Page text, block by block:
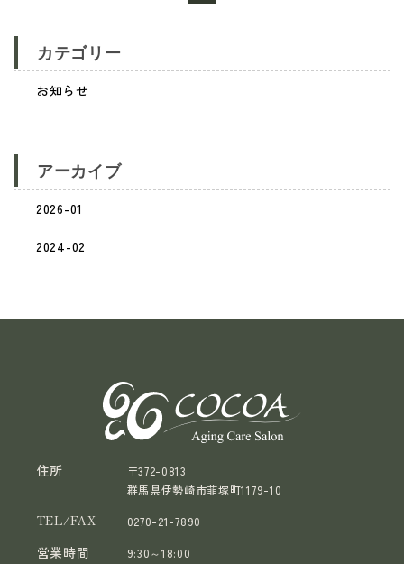
カテゴリー
お知らせ
アーカイブ
2026-01
2024-02
住所
〒372-0813
群馬県伊勢崎市韮塚町1179-10
TEL/FAX 0270-21-7890
営業時間
9:30～18:00